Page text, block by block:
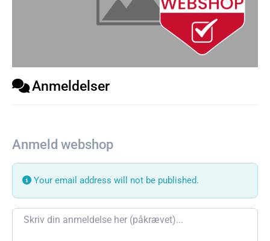
Anmeldelser
Anmeld webshop
Your email address will not be published.
Review text